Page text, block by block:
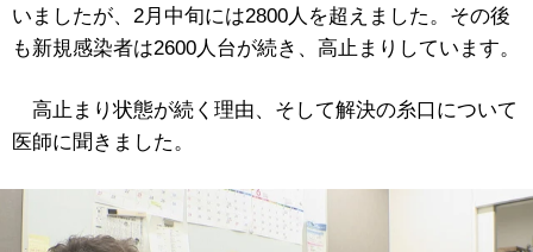
いましたが、2月中旬には2800人を超えました。その後
も新規感染者は2600人台が続き、高止まりしています。
高止まり状態が続く理由、そして解決の糸口について
医師に聞きました。